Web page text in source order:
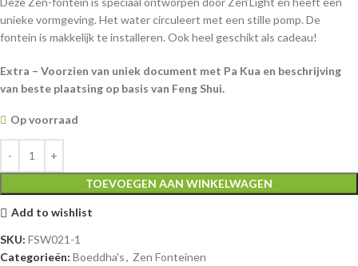
unieke vormgeving. Het water circuleert met een stille pomp. De
fontein is makkelijk te installeren. Ook heel geschikt als cadeau!
Extra – Voorzien van uniek document met Pa Kua en beschrijving
van beste plaatsing op basis van Feng Shui.
Op voorraad
TOEVOEGEN AAN WINKELWAGEN
Add to wishlist
SKU: FSW021-1
Categorieën: Boeddha's, Zen Fonteinen